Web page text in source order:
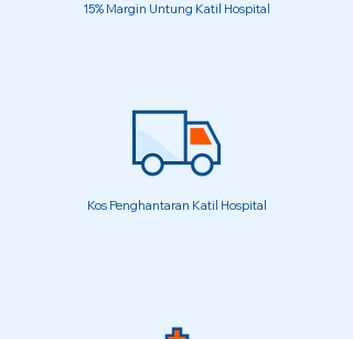
15% Margin Untung Katil Hospital
Kos Penghantaran Katil Hospital